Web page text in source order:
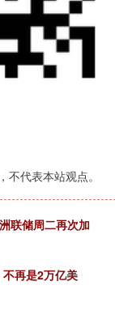
代表本站观点。
联储周二再次加
再是2万亿美